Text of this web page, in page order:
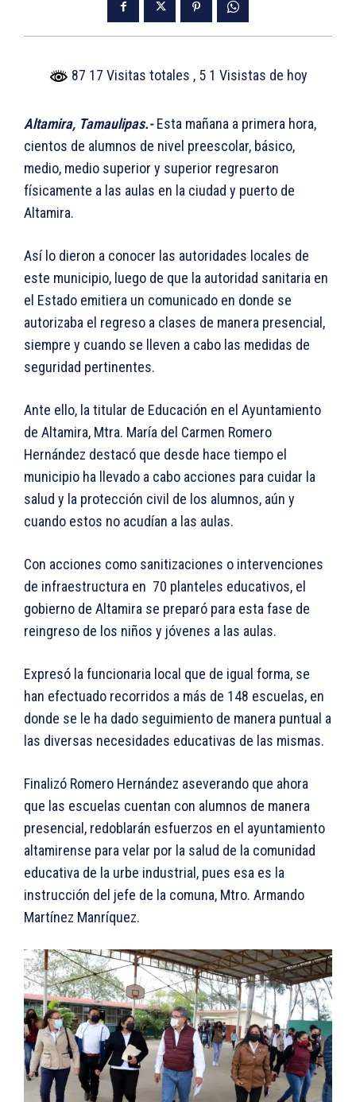
87 17 Visitas totales , 5 1 Visistas de hoy
Altamira, Tamaulipas.-Esta mañana a primera hora,
cientos de alumnos de nivel preescolar, básico,
medio, medio superior y superior regresaron
físicamente a las aulas en la ciudad y puerto de
Altamira.
Así lo dieron a conocer las autoridades locales de
este municipio, luego de que la autoridad sanitaria en
el Estado emitiera un comunicado en donde se
autorizaba el regreso a clases de manera presencial,
siempre y cuando se lleven a cabo las medidas de
seguridad pertinentes.
Ante ello, la titular de Educación en el Ayuntamiento
de Altamira, Mtra. María del Carmen Romero
Hernández destacó que desde hace tiempo el
municipio ha llevado a cabo acciones para cuidar la
salud y la protección civil de los alumnos, aún y
cuando estos no acudían a las aulas.
Con acciones como sanitizaciones o intervenciones
de infraestructura en 70 planteles educativos, el
gobierno de Altamira se preparó para esta fase de
reingreso de los niños y jóvenes a las aulas.
Expresó la funcionaria local que de igual forma, se
han efectuado recorridos a más de 148 escuelas, en
donde se le ha dado seguimiento de manera puntual a
las diversas necesidades educativas de las mismas.
Finalizó Romero Hernández aseverando que ahora
que las escuelas cuentan con alumnos de manera
presencial, redoblarán esfuerzos en el ayuntamiento
altamirense para velar por la salud de la comunidad
educativa de la urbe industrial, pues esa es la
instrucción del jefe de la comuna, Mtro. Armando
Martínez Manríquez.